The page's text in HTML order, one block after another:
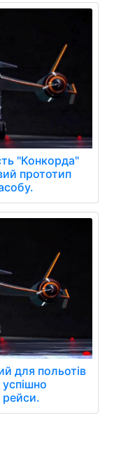
"Конкорда"
прототип
для польотів
рейси.